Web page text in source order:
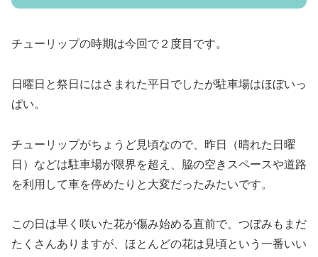
チューリップの時期は今回で２度目です。
日曜日と祭日にはさまれた平日でしたが駐車場はほぼいっ
ぱい。
チューリップがちょうど見頃なので、昨日（晴れた日曜
日）などは駐車場が限界を超え、脇の空きスペースや道路
を利用して車を停めたりと大変だったみたいです。
この日は早く咲いた花が傷み始める直前で、つぼみもまだ
たくさんありますが、ほとんどの花は見頃という一番いい